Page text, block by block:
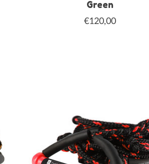
Green
€120,00